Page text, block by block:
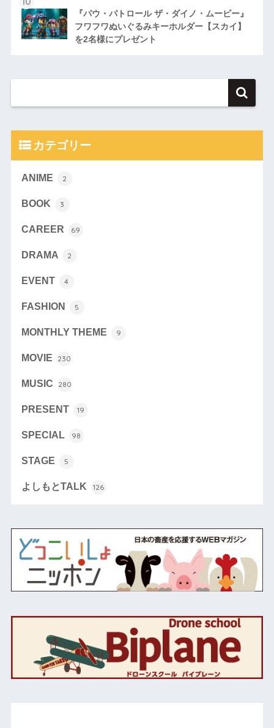
『パウ・パトロール ザ・ダイノ・ムービー』
フワフワぬいぐるみキーホルダー【スカイ】
を2名様にプレゼント
カテゴリー
ANIME 2
BOOK 3
CAREER 69
DRAMA 2
EVENT 4
FASHION 5
MONTHLY THEME 9
MOVIE 230
MUSIC 280
PRESENT 19
SPECIAL 98
STAGE 5
よしもとTALK 126